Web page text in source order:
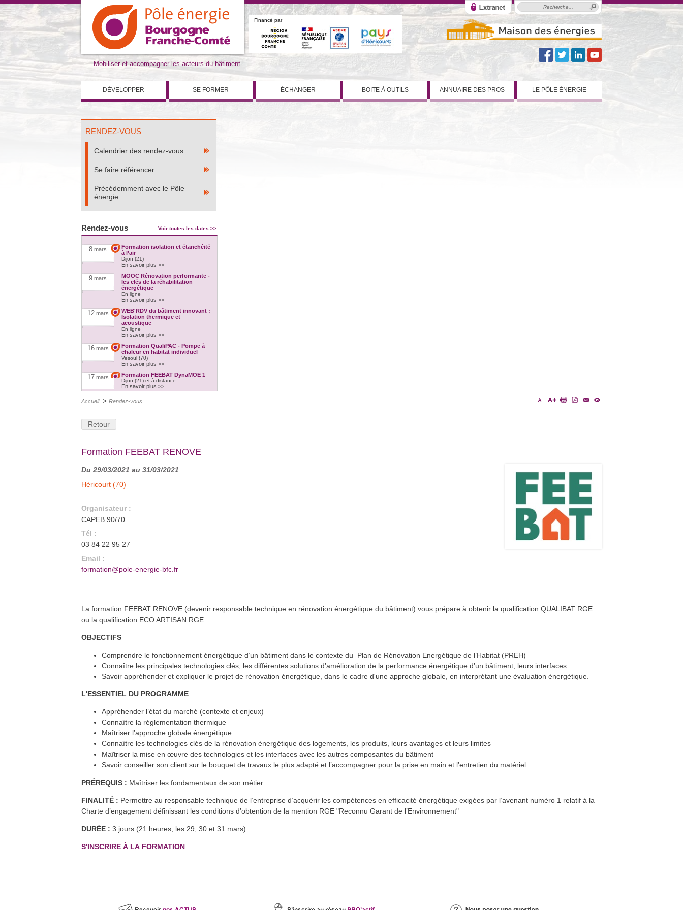
Mobiliser et accompagner les acteurs du bâtiment
Financé par
DÉVELOPPER SE FORMER ÉCHANGER BOITE À OUTILS ANNUAIRE DES PROS LE PÔLE ÉNERGIE
RENDEZ-VOUS
Calendrier des rendez-vous
Se faire référencer
Précédemment avec le Pôle
énergie
Rendez-vous Voir toutes les dates >>
8 mars
Formation isolation et étanchéité
à l’air
Dijon (21)
En savoir plus >>
9 mars
MOOC Rénovation performante -
les clés de la réhabilitation
énergétique
En ligne
En savoir plus >>
12 mars
WEB'RDV du bâtiment innovant :
Isolation thermique et
acoustique
En ligne
En savoir plus >>
16 mars
Formation QualiPAC - Pompe à
chaleur en habitat individuel
Vesoul (70)
En savoir plus >>
17 mars Formation FEEBAT DynaMOE 1
Dijon (21) et à distance
En savoir plus >>
17 mars
Formation QualiBOIS Module
17
Forum Impulsion2021
En savoir plus >>
29 mars
Formation QualiBOIS Module
Eau
29 mars Formation FEEBAT RENOVE
Héricourt (70)
En savoir plus >>
à l’air
Dijon (21)
31 mars
Auxerre (89)
31 mars
6 avr.
WEB'RDV du bâtiment innovant :
Comment réaliser une toiture
Formation FEEBAT RENOVE
Besançon (25)
En savoir plus >>
En savoir plus >>
16 avr.
Forum de la rénovation
énergétique en Maconnais-Sud-
Bourgogne
En savoir plus >>
19 avr.
Formation QualiPAC - Pompe à
chaleur en habitat individuel
Vesoul et Héricourt (70)
En savoir plus >>
parois
Héricourt (70)
26 Formation QualiPV - Module Elec
Auxerre (89)
En savoir plus >>
26 avr. Formation FEEBAT RENOVE
Chalon-sur-Saône (71)
Formation FEEBAT RENOVE
Accueil > Rendez-vous
Retour
Formation FEEBAT RENOVE
Du 29/03/2021 au 31/03/2021
Héricourt (70)
Organisateur :
CAPEB 90/70
Tél :
03 84 22 95 27
Email :
formation@pole-energie-bfc.fr
La formation FEEBAT RENOVE (devenir responsable technique en rénovation énergétique du bâtiment) vous prépare à obtenir la qualification QUALIBAT RGE
ou la qualification ECO ARTISAN RGE.
OBJECTIFS
Comprendre le fonctionnement énergétique d’un bâtiment dans le contexte du Plan de Rénovation Energétique de l’Habitat (PREH)
Connaître les principales technologies clés, les différentes solutions d’amélioration de la performance énergétique d’un bâtiment, leurs interfaces.
Savoir appréhender et expliquer le projet de rénovation énergétique, dans le cadre d'une approche globale, en interprétant une évaluation énergétique.
L'ESSENTIEL DU PROGRAMME
Appréhender l’état du marché (contexte et enjeux)
Connaître la réglementation thermique
Maîtriser l’approche globale énergétique
Connaître les technologies clés de la rénovation énergétique des logements, les produits, leurs avantages et leurs limites
Maîtriser la mise en œuvre des technologies et les interfaces avec les autres composantes du bâtiment
Savoir conseiller son client sur le bouquet de travaux le plus adapté et l’accompagner pour la prise en main et l’entretien du matériel
PRÉREQUIS : Maîtriser les fondamentaux de son métier
FINALITÉ : Permettre au responsable technique de l’entreprise d’acquérir les compétences en efficacité énergétique exigées par l’avenant numéro 1 relatif à la
Charte d’engagement définissant les conditions d’obtention de la mention RGE "Reconnu Garant de l’Environnement"
DURÉE : 3 jours (21 heures, les 29, 30 et 31 mars)
S'INSCRIRE À LA FORMATION